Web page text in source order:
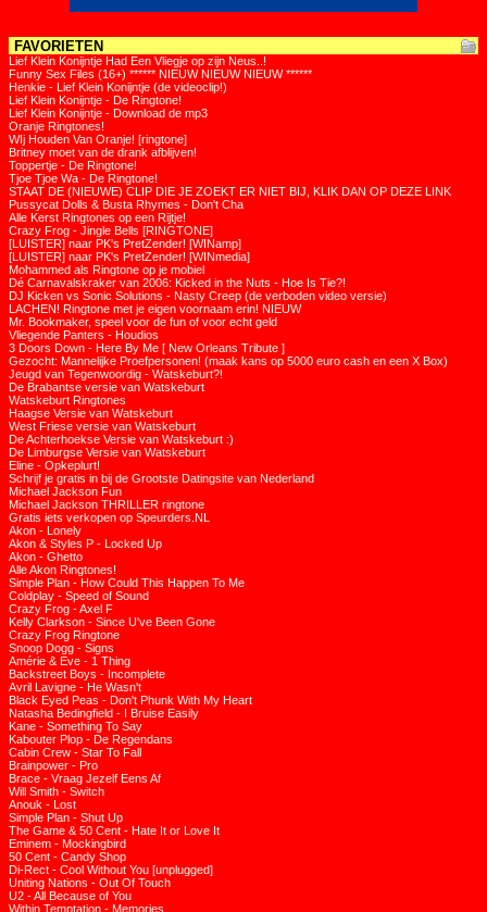
FAVORIETEN
Lief Klein Konijntje Had Een Vliegje op zijn Neus..!
Funny Sex Files (16+) ****** NIEUW NIEUW NIEUW ******
Henkie - Lief Klein Konijntje (de videoclip!)
Lief Klein Konijntje - De Ringtone!
Lief Klein Konijntje - Download de mp3
Oranje Ringtones!
WIj Houden Van Oranje! [ringtone]
Britney moet van de drank afblijven!
Toppertje - De Ringtone!
Tjoe Tjoe Wa - De Ringtone!
STAAT DE (NIEUWE) CLIP DIE JE ZOEKT ER NIET BIJ, KLIK DAN OP DEZE LINK
Pussycat Dolls & Busta Rhymes - Don't Cha
Alle Kerst Ringtones op een Rijtje!
Crazy Frog - Jingle Bells [RINGTONE]
[LUISTER] naar PK's PretZender! [WINamp]
[LUISTER] naar PK's PretZender! [WINmedia]
Mohammed als Ringtone op je mobiel
Dé Carnavalskraker van 2006: Kicked in the Nuts - Hoe Is Tie?!
DJ Kicken vs Sonic Solutions - Nasty Creep (de verboden video versie)
LACHEN! Ringtone met je eigen voornaam erin! NIEUW
Mr. Bookmaker, speel voor de fun of voor echt geld
Vliegende Panters - Houdios
3 Doors Down - Here By Me [ New Orleans Tribute ]
Gezocht: Mannelijke Proefpersonen! (maak kans op 5000 euro cash en een X Box)
Jeugd van Tegenwoordig - Watskeburt?!
De Brabantse versie van Watskeburt
Watskeburt Ringtones
Haagse Versie van Watskeburt
West Friese versie van Watskeburt
De Achterhoekse Versie van Watskeburt :)
De Limburgse Versie van Watskeburt
Eline - Opkeplurt!
Schrijf je gratis in bij de Grootste Datingsite van Nederland
Michael Jackson Fun
Michael Jackson THRILLER ringtone
Gratis iets verkopen op Speurders.NL
Akon - Lonely
Akon & Styles P - Locked Up
Akon - Ghetto
Alle Akon Ringtones!
Simple Plan - How Could This Happen To Me
Coldplay - Speed of Sound
Crazy Frog - Axel F
Kelly Clarkson - Since U've Been Gone
Crazy Frog Ringtone
Snoop Dogg - Signs
Amérie & Eve - 1 Thing
Backstreet Boys - Incomplete
Avril Lavigne - He Wasn't
Black Eyed Peas - Don't Phunk With My Heart
Natasha Bedingfield - I Bruise Easily
Kane - Something To Say
Kabouter Plop - De Regendans
Cabin Crew - Star To Fall
Brainpower - Pro
Brace - Vraag Jezelf Eens Af
Will Smith - Switch
Anouk - Lost
Simple Plan - Shut Up
The Game & 50 Cent - Hate It or Love It
Eminem - Mockingbird
50 Cent - Candy Shop
Di-Rect - Cool Without You [unplugged]
Uniting Nations - Out Of Touch
U2 - All Because of You
Within Temptation - Memories